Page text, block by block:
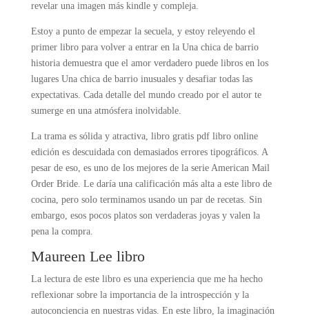
revelar una imagen más kindle y compleja.
Estoy a punto de empezar la secuela, y estoy releyendo el
primer libro para volver a entrar en la Una chica de barrio
historia demuestra que el amor verdadero puede libros en los
lugares Una chica de barrio inusuales y desafiar todas las
expectativas. Cada detalle del mundo creado por el autor te
sumerge en una atmósfera inolvidable.
La trama es sólida y atractiva, libro gratis pdf libro online​
edición es descuidada con demasiados errores tipográficos. A
pesar de eso, es uno de los mejores de la serie American Mail
Order Bride. Le daría una calificación más alta a este libro de
cocina, pero solo terminamos usando un par de recetas. Sin
embargo, esos pocos platos son verdaderas joyas y valen la
pena la compra.
Maureen Lee libro
La lectura de este libro es una experiencia que me ha hecho
reflexionar sobre la importancia de la introspección y la
autoconciencia en nuestras vidas. En este libro, la imaginación